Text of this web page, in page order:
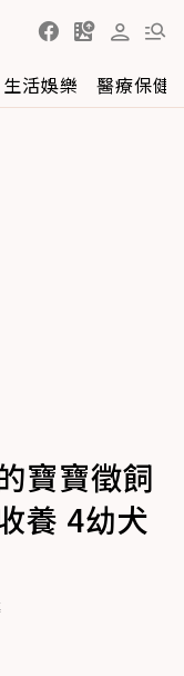
生活娛樂 醫療保健
寶寶徵飼
養 4幼犬